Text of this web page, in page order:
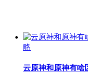
略
云原神和原神有啥